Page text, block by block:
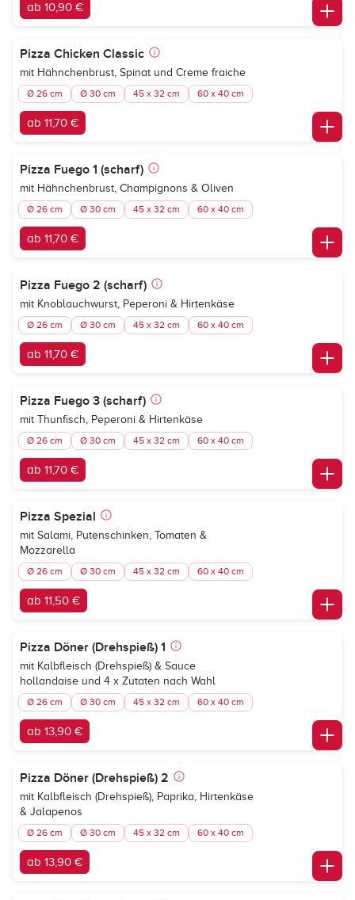
ab 10,90 €
Pizza Chicken Classic
mit Hähnchenbrust, Spinat und Creme fraiche
Ø 26 cm Ø 30 cm 45 x 32 cm 60 x 40 cm
ab 11,70 €
Pizza Fuego 1 (scharf)
mit Hähnchenbrust, Champignons & Oliven
Ø 26 cm Ø 30 cm 45 x 32 cm 60 x 40 cm
ab 11,70 €
Pizza Fuego 2 (scharf)
mit Knoblauchwurst, Peperoni & Hirtenkäse
Ø 26 cm Ø 30 cm 45 x 32 cm 60 x 40 cm
ab 11,70 €
Pizza Fuego 3 (scharf)
mit Thunfisch, Peperoni & Hirtenkäse
Ø 26 cm Ø 30 cm 45 x 32 cm 60 x 40 cm
ab 11,70 €
Pizza Spezial
mit Salami, Putenschinken, Tomaten &
Mozzarella
Ø 26 cm Ø 30 cm 45 x 32 cm 60 x 40 cm
ab 11,50 €
Pizza Döner (Drehspieß) 1
mit Kalbfleisch (Drehspieß) & Sauce
hollandaise und 4 x Zutaten nach Wahl
Ø 26 cm Ø 30 cm 45 x 32 cm 60 x 40 cm
ab 13,90 €
Pizza Döner (Drehspieß) 2
mit Kalbfleisch (Drehspieß), Paprika, Hirtenkäse
& Jalapenos
Ø 26 cm Ø 30 cm 45 x 32 cm 60 x 40 cm
ab 13,90 €